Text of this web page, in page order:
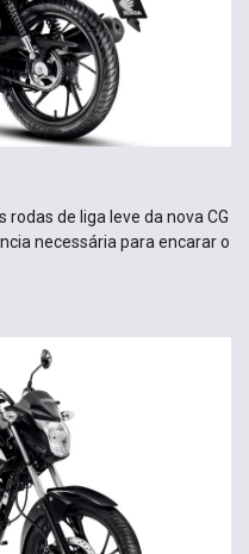
de liga leve da nova CG
necessária para encarar o